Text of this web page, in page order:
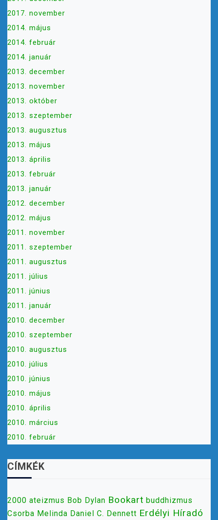
2017. november
2014. május
2014. február
2014. január
2013. december
2013. november
2013. október
2013. szeptember
2013. augusztus
2013. május
2013. április
2013. február
2013. január
2012. december
2012. május
2011. november
2011. szeptember
2011. augusztus
2011. július
2011. június
2011. január
2010. december
2010. szeptember
2010. augusztus
2010. július
2010. június
2010. május
2010. április
2010. március
2010. február
CÍMKÉK
2000 ateizmus Bob Dylan Bookart buddhizmus
Csorba Melinda Daniel C. Dennett Erdélyi Híradó